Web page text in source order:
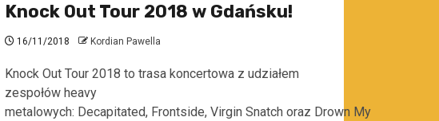
Knock Out Tour 2018 w Gdańsku!
16/11/2018 Kordian Pawella
Knock Out Tour 2018 to trasa koncertowa z udziałem
zespołów heavy
metalowych: Decapitated, Frontside, Virgin Snatch oraz Drown My